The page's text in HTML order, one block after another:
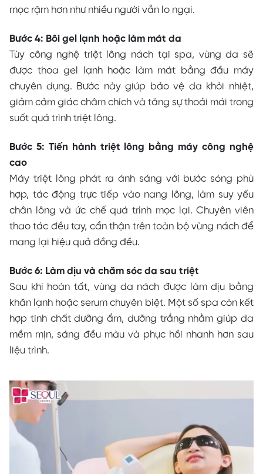
mọc rậm hơn như nhiều người vẫn lo ngại.
Bước 4: Bôi gel lạnh hoặc làm mát da
Tùy công nghệ triệt lông nách tại spa, vùng da sẽ
được thoa gel lạnh hoặc làm mát bằng đầu máy
chuyên dụng. Bước này giúp bảo vệ da khỏi nhiệt,
giảm cảm giác châm chích và tăng sự thoải mái trong
suốt quá trình triệt lông.
Bước 5: Tiến hành triệt lông bằng máy công nghệ
cao
Máy triệt lông phát ra ánh sáng với bước sóng phù
hợp, tác động trực tiếp vào nang lông, làm suy yếu
chân lông và ức chế quá trình mọc lại. Chuyên viên
thao tác đều tay, cẩn thận trên toàn bộ vùng nách để
mang lại hiệu quả đồng đều.
Bước 6: Làm dịu và chăm sóc da sau triệt
Sau khi hoàn tất, vùng da nách được làm dịu bằng
khăn lạnh hoặc serum chuyên biệt. Một số spa còn kết
hợp tinh chất dưỡng ẩm, dưỡng trắng nhằm giúp da
mềm mịn, sáng đều màu và phục hồi nhanh hơn sau
liệu trình.